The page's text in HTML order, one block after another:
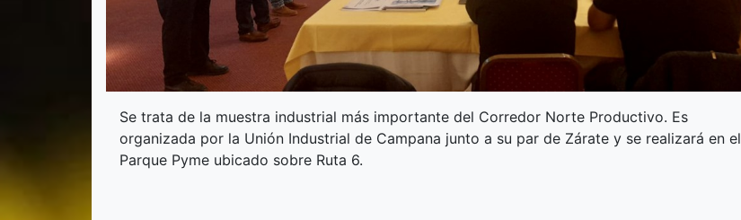
Se trata de la muestra industrial más importante del Corredor Norte Productivo. Es
organizada por la Unión Industrial de Campana junto a su par de Zárate y se realizará en el
Parque Pyme ubicado sobre Ruta 6.